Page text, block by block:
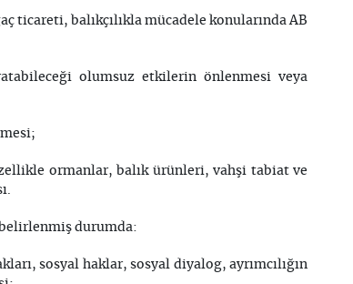
ticareti, balıkçılıkla mücadele konularında AB
olumsuz etkilerin önlenmesi veya
ormanlar, balık ürünleri, vahşi tabiat ve
durumda:
sosyal haklar, sosyal diyalog, ayrımcılığın